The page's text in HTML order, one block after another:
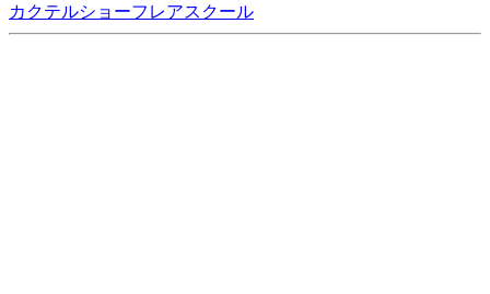
カクテルショーフレアスクール